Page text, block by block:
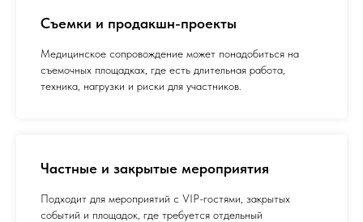
Съемки и продакшн-проекты
Медицинское сопровождение может понадобиться на
съемочных площадках, где есть длительная работа,
техника, нагрузки и риски для участников.
Частные и закрытые мероприятия
Подходит для мероприятий с VIP-гостями, закрытых
событий и площадок, где требуется отдельный